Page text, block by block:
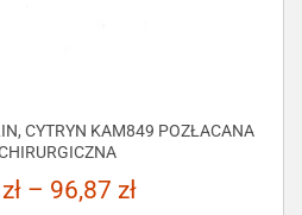
CYTRYN KAM849 POZŁACANA
zł – 96,87 zł